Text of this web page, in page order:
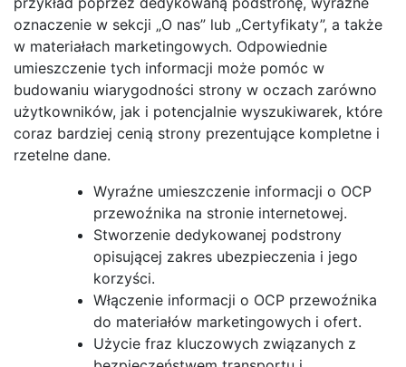
oznaczenie w sekcji „O nas” lub „Certyfikaty”, a także
w materiałach marketingowych. Odpowiednie
umieszczenie tych informacji może pomóc w
budowaniu wiarygodności strony w oczach zarówno
użytkowników, jak i potencjalnie wyszukiwarek, które
coraz bardziej cenią strony prezentujące kompletne i
rzetelne dane.
Wyraźne umieszczenie informacji o OCP
przewoźnika na stronie internetowej.
Stworzenie dedykowanej podstrony
opisującej zakres ubezpieczenia i jego
korzyści.
Włączenie informacji o OCP przewoźnika
do materiałów marketingowych i ofert.
Użycie fraz kluczowych związanych z